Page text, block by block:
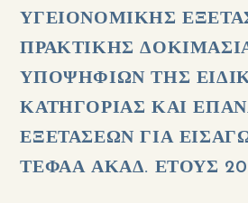
ΥΓΕΙΟΝΟΜΙΚΗΣ
ΠΡΑΚΤΙΚΗΣ
ΥΠΟΨΗΦΙΩΝ ΤΗΣ
ΚΑΤΗΓΟΡΙΑΣ ΚΑΙ
ΕΞΕΤΑΣΕΩΝ ΓΙΑ
ΤΕΦΑΑ ΑΚΑΔ. ΕΤΟΥΣ